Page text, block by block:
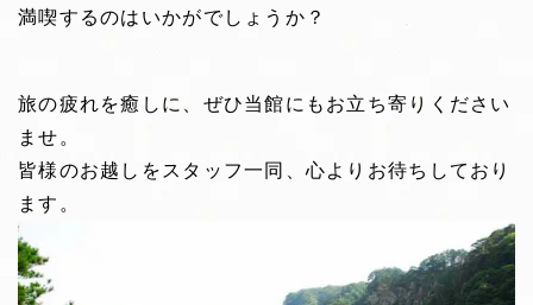
満喫するのはいかがでしょうか？
旅の疲れを癒しに、ぜひ当館にもお立ち寄りください
ませ。
皆様のお越しをスタッフ一同、心よりお待ちしており
ます。